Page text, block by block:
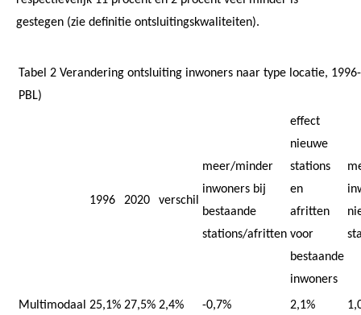
gestegen (zie definitie ontsluitingskwaliteiten).
Tabel 2 Verandering ontsluiting inwoners naar type locatie,
PBL)
1996 2020 verschil
meer/minder
inwoners bij
bestaande
stations/afritten
effect
nieuwe
stations
en
afritten
voor
bestaande
inwoners
Multimodaal 25,1% 27,5% 2,4% -0,7% 2,1%